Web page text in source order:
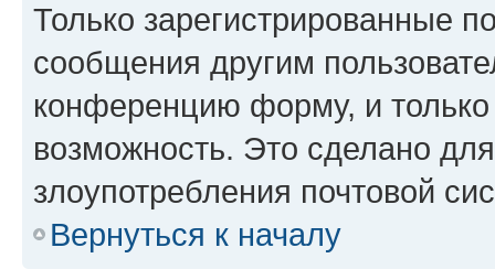
Только зарегистрированные
сообщения другим
конференцию форму, и
возможность. Это сделано
злоупотребления почтовой
Вернуться к началу